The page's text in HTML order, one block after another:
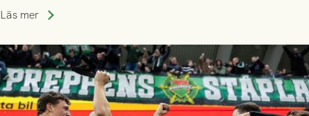
publiksnitt, ett lag med både kollektiv styrka och individuell
Läs mer